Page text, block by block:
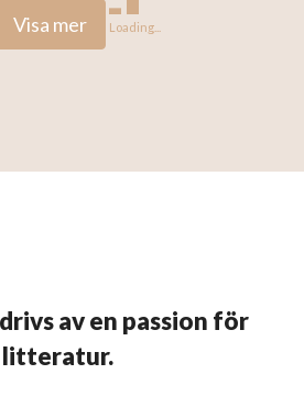
Visa mer Loading...
av en passion för
litteratur.